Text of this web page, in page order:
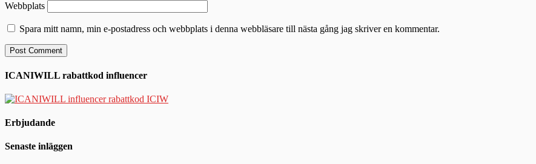
Webbplats
Spara mitt namn, min e-postadress och webbplats i denna webbläsare till nästa gång jag skriver en kommentar.
ICANIWILL rabattkod influencer
Erbjudande
Senaste inläggen